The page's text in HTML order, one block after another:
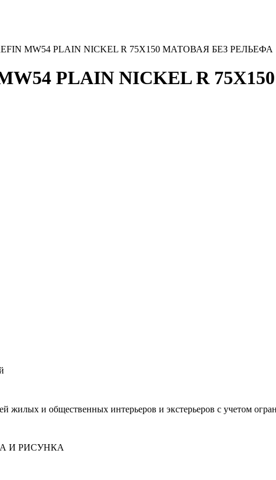
MW54 PLAIN NICKEL R 75X150 МАТОВАЯ БЕЗ РЕЛЬЕФА
MW54 PLAIN NICKEL R
жилых и общественных интерьеров и экстерьеров с учетом
И РИСУНКА